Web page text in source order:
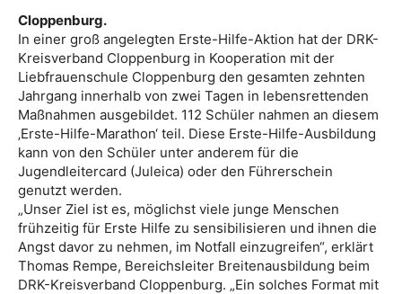
Cloppenburg.
In einer groß angelegten Erste-Hilfe-Aktion hat der DRK-
Kreisverband Cloppenburg in Kooperation mit der
Liebfrauenschule Cloppenburg den gesamten zehnten
Jahrgang innerhalb von zwei Tagen in lebensrettenden
Maßnahmen ausgebildet. 112 Schüler nahmen an diesem
‚Erste-Hilfe-Marathon‘ teil. Diese Erste-Hilfe-Ausbildung
kann von den Schüler unter anderem für die
Jugendleitercard (Juleica) oder den Führerschein
genutzt werden.
„Unser Ziel ist es, möglichst viele junge Menschen
frühzeitig für Erste Hilfe zu sensibilisieren und ihnen die
Angst davor zu nehmen, im Notfall einzugreifen“, erklärt
Thomas Rempe, Bereichsleiter Breitenausbildung beim
DRK-Kreisverband Cloppenburg. „Ein solches Format mit